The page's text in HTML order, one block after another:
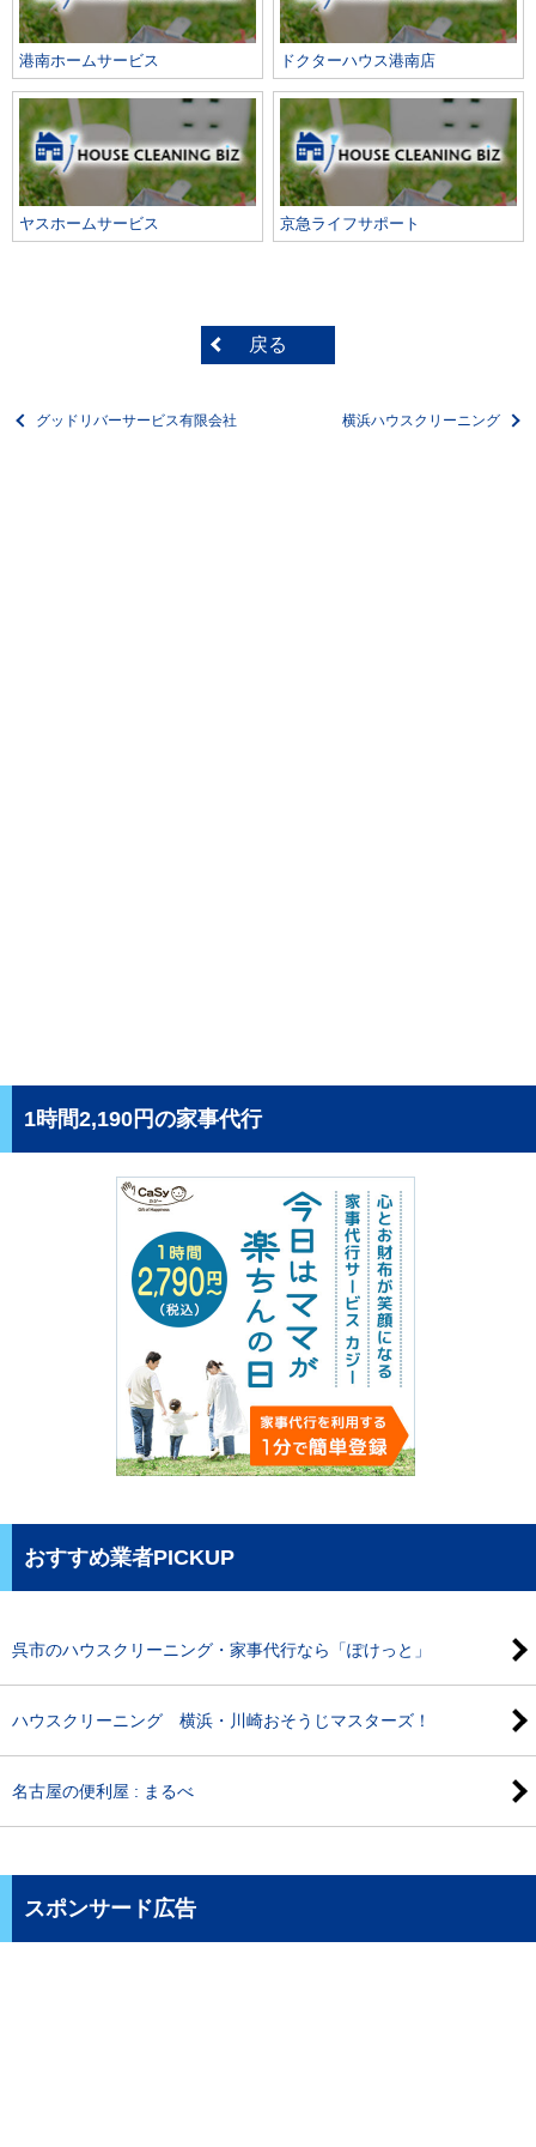
港南ホームサービス ドクターハウス港南店
ヤスホームサービス 京急ライフサポート
戻る
グッドリバーサービス有限会社 横浜ハウスクリーニング
1時間2,190円の家事代行
おすすめ業者PICKUP
呉市のハウスクリーニング・家事代行なら「ぽけっと」
ハウスクリーニング 横浜・川崎おそうじマスターズ！
名古屋の便利屋 : まるべ
スポンサード広告